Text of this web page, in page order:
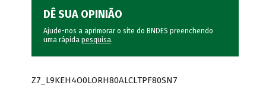
DÊ SUA OPINIÃO
Ajude-nos a aprimorar o site do BNDES preenchendo
uma rápida pesquisa.
Z7_L9KEH4O0LORH80ALCLTPF80SN7